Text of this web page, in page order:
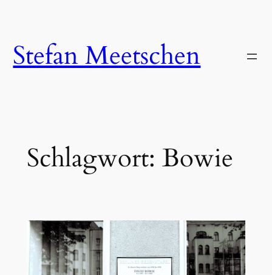
springen
Stefan Meetschen
Schlagwort: Bowie